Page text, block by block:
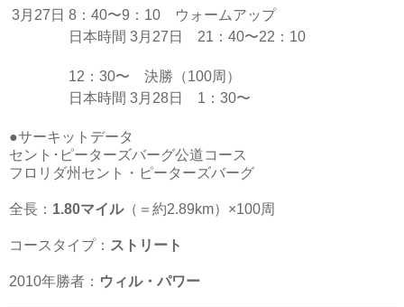
3月27日 8：40〜9：10 ウォームアップ
日本時間 3月27日 21：40〜22：10
12：30〜 決勝（100周）
日本時間 3月28日 1：30〜
●サーキットデータ
セント･ピーターズバーグ公道コース
フロリダ州セント・ピーターズバーグ
全長： 1.80マイル（＝約2.89km）×100周
コースタイプ： ストリート
2010年勝者： ウィル・パワー